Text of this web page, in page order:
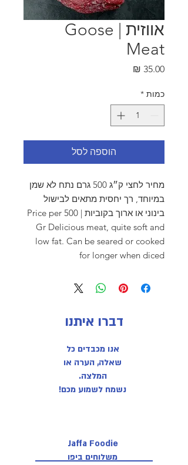
אווזית | Goose
Meat
כמות *
הוספה לסל
מחיר לחצי ק״ג 500 גרם נתח לא שמן
במיוחד, רך יחסית מתאים לבישול
בינוני או ארוך בקוביות | Price per 500
Gr Delicious meat, quite soft and
low fat. Can be seared or cooked
for longer when diced
אנו מכבדים כל
שאלה, הערה או
המלצה.
נשמח לשמוע מכם!
Jaffa Foodie
משלוחים ביפו
דברו איתנו